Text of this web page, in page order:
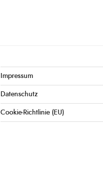
Impressum
Datenschutz
Cookie-Richtlinie (EU)